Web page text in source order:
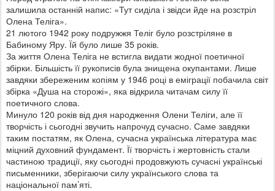
залишила останній напис: «Тут сиділа і звідси йде на розстріл
Олена Теліга».
21 лютого 1942 року подружжя Теліг було розстріляне в
Бабиному Яру. Їй було лише 35 років.
За життя Олена Теліга не встигла видати жодної поетичної
збірки. Більшість її рукописів була знищена окупантами. Лише
завдяки збереженим копіям у 1946 році в еміграції побачила світ
збірка «Душа на сторожі», яка відкрила читачам силу її
поетичного слова.
Минуло 120 років від дня народження Олени Теліги, але її
творчість і сьогодні звучить напрочуд сучасно. Саме завдяки
таким постатям, як Олена, сучасна українська література має
міцний духовний фундамент. Її творчість і жертовність стали
частиною традиції, яку сьогодні продовжують сучасні українські
письменники, зберігаючи силу українського слова та
національної пам’яті.